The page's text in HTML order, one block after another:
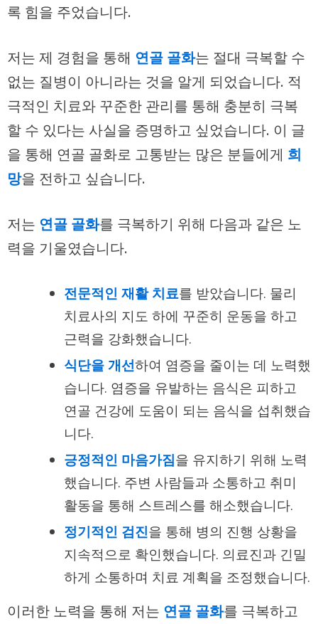
록 힘을 주었습니다.
저는 제 경험을 통해 연골 골화는 절대 극복할 수
없는 질병이 아니라는 것을 알게 되었습니다. 적
극적인 치료와 꾸준한 관리를 통해 충분히 극복
할 수 있다는 사실을 증명하고 싶었습니다. 이 글
을 통해 연골 골화로 고통받는 많은 분들에게 희
망을 전하고 싶습니다.
저는 연골 골화를 극복하기 위해 다음과 같은 노
력을 기울였습니다.
전문적인 재활 치료를 받았습니다. 물리
치료사의 지도 하에 꾸준히 운동을 하고
근력을 강화했습니다.
식단을 개선하여 염증을 줄이는 데 노력했
습니다. 염증을 유발하는 음식은 피하고
연골 건강에 도움이 되는 음식을 섭취했습
니다.
긍정적인 마음가짐을 유지하기 위해 노력
했습니다. 주변 사람들과 소통하고 취미
활동을 통해 스트레스를 해소했습니다.
정기적인 검진을 통해 병의 진행 상황을
지속적으로 확인했습니다. 의료진과 긴밀
하게 소통하며 치료 계획을 조정했습니다.
이러한 노력을 통해 저는 연골 골화를 극복하고